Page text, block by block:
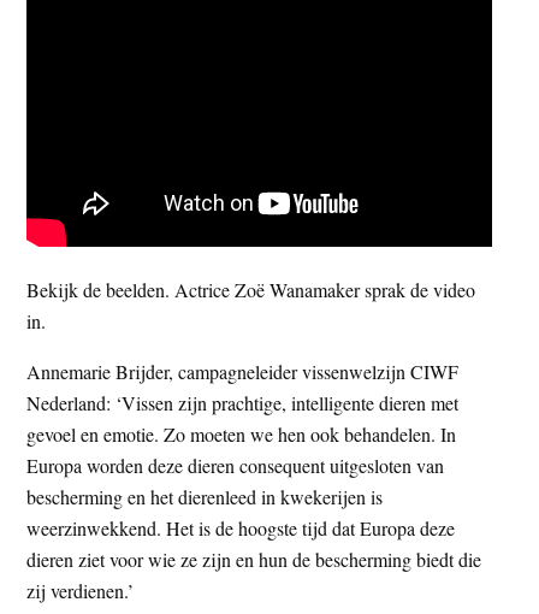
Bekijk de beelden. Actrice Zoë Wanamaker sprak de video
in.
Annemarie Brijder, campagneleider vissenwelzijn CIWF
Nederland: ‘Vissen zijn prachtige, intelligente dieren met
gevoel en emotie. Zo moeten we hen ook behandelen. In
Europa worden deze dieren consequent uitgesloten van
bescherming en het dierenleed in kwekerijen is
weerzinwekkend. Het is de hoogste tijd dat Europa deze
dieren ziet voor wie ze zijn en hun de bescherming biedt die
zij verdienen.’